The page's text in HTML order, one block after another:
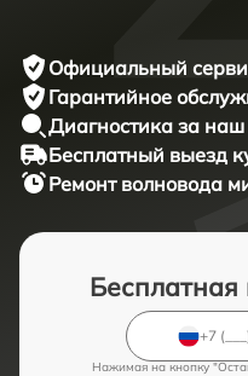
Официальный
Гарантийное
Диагностика за наш
Бесплатный выезд
Ремонт волновода
Бесплатная
Нажимая на кнопку